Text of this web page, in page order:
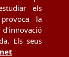
els
la
Els seus